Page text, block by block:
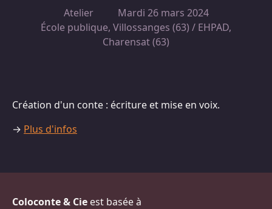
Atelier
Mardi 26 mars 2024
École publique, Villossanges (63) / EHPAD,
Charensat (63)
Création d'un conte : écriture et mise en voix.
→ Plus d'infos
Coloconte & Cie est basée à